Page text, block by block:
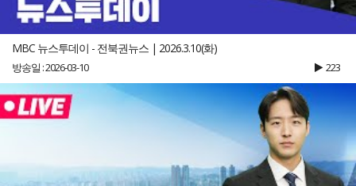
MBC 뉴스투데이 - 전북권뉴스 | 2026.3.10(화)
방송일 : 2026-03-10 223